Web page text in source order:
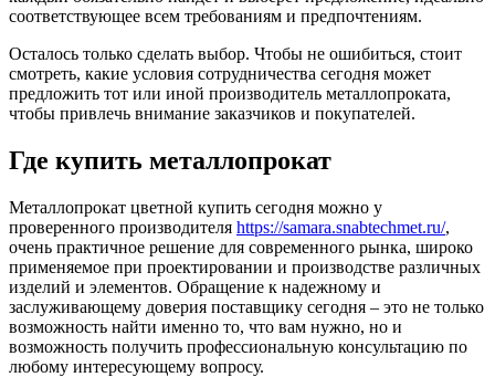
соответствующее всем требованиям и предпочтениям.
Осталось только сделать выбор. Чтобы не ошибиться, стоит
смотреть, какие условия сотрудничества сегодня может
предложить тот или иной производитель металлопроката,
чтобы привлечь внимание заказчиков и покупателей.
Где купить металлопрокат
Металлопрокат цветной купить сегодня можно у
проверенного производителя https://samara.snabtechmet.ru/,
очень практичное решение для современного рынка, широко
применяемое при проектировании и производстве различных
изделий и элементов. Обращение к надежному и
заслуживающему доверия поставщику сегодня – это не только
возможность найти именно то, что вам нужно, но и
возможность получить профессиональную консультацию по
любому интересующему вопросу.